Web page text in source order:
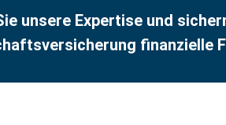
unsere Expertise und
finanzielle